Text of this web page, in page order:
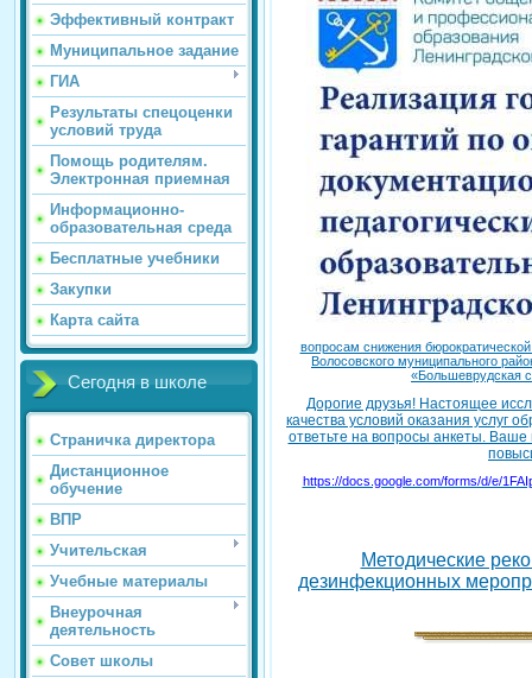
Эффективный контракт
Муниципальное задание
ГИА
Результаты спецоценки
условий труда
Помощь родителям.
Электронная приемная
Информационно-
образовательная среда
Бесплатные учебники
Закупки
Карта сайта
Сегодня в школе
Страничка директора
Дистанционное
обучение
ВПР
Учительская
Учебные материалы
Внеурочная
деятельность
Совет школы
вопросам снижения
Волосовского муниципального
«Большеврудская
Дорогие друзья! Настоящее
качества условий оказания услуг
ответьте на вопросы анкеты.
https://docs.google.com/forms/d/e/
Методические
дезинфекционных